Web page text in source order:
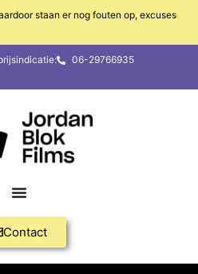
staan er nog fouten op, excuses
06-29766935
Contact